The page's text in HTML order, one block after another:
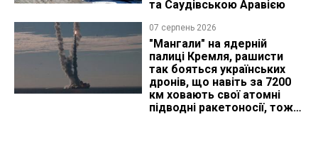
та Саудівською Аравією
07 серпень 2026
"Мангали" на ядерній
палиці Кремля, рашисти
так бояться українських
дронів, що навіть за 7200
км ховають свої атомні
підводні ракетоносії, тож